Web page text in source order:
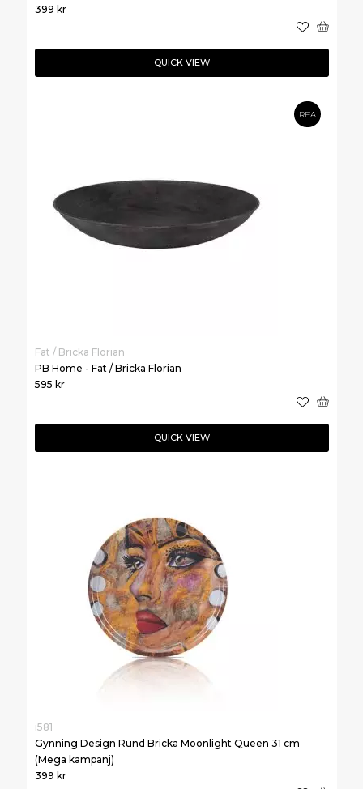
399 kr
QUICK VIEW
REA
Fat / Bricka Florian
PB Home - Fat / Bricka Florian
595 kr
QUICK VIEW
i581
Gynning Design Rund Bricka Moonlight Queen 31 cm
(Mega kampanj)
399 kr